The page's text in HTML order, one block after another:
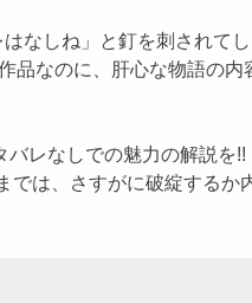
なしね」と釘を刺されてし
品なのに、肝心な物語の
レなしでの魅力の解説を
は、さすがに破綻するか